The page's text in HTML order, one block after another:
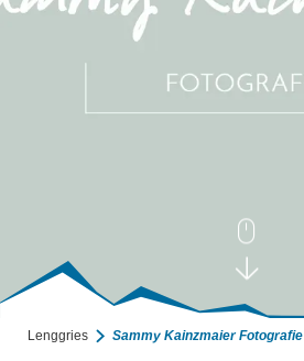
Lenggries Sammy Kainzmaier Fotografie